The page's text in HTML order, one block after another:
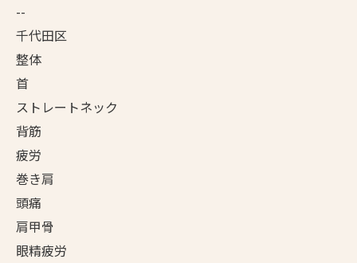
--
千代田区
整体
首
ストレートネック
背筋
疲労
巻き肩
頭痛
肩甲骨
眼精疲労